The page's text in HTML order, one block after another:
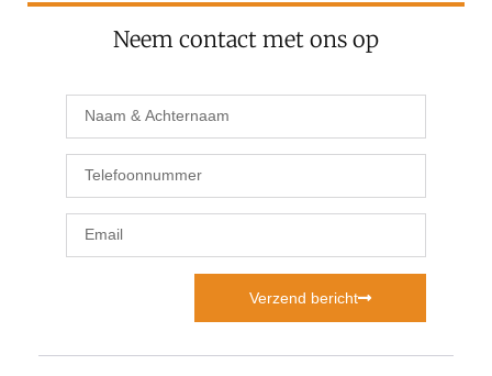
Neem contact met ons op
Verzend bericht